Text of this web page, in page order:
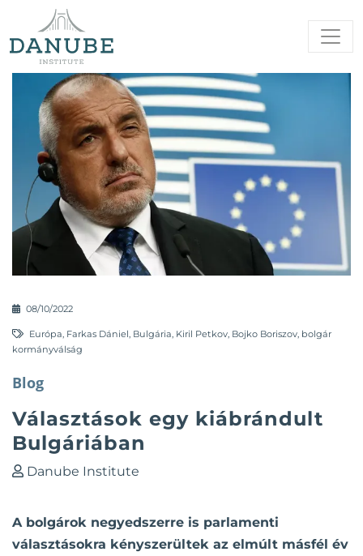
08/10/2022
Európa, Farkas Dániel, Bulgária, Kiril Petkov, Bojko Boriszov, bolgár
kormányválság
Blog
Választások egy kiábrándult
Bulgáriában
Danube Institute
A bolgárok negyedszerre is parlamenti
választásokra kényszerültek az elmúlt másfél év